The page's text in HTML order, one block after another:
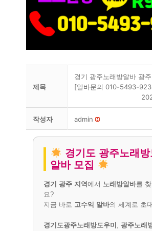
제목
경기 광주노래방알바 광
[알바문의 010-5493-
작성자 admin
경기도 광주노래방
알바 모집
경기 광주 지역에서 노래방알바를
요?
지금 바로 고수익 알바의 세계로 초
경기도광주노래방도우미 , 광주노래